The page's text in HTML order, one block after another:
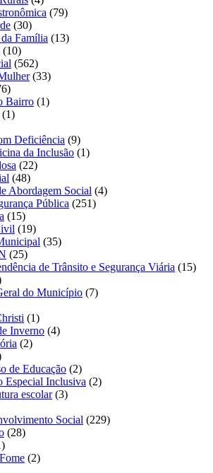
(79)
(30)
Família (13)
(10)
(562)
(33)
Bairro (1)
(1)
Deficiência (9)
da Inclusão (1)
(22)
(48)
Abordagem Social (4)
Pública (251)
(15)
(19)
(35)
(25)
de Trânsito e Segurança Viária (15)
do Município (7)
(1)
Inverno (4)
(2)
de Educação (2)
Especial Inclusiva (2)
escolar(3)
Social (229)
(28)
(2)